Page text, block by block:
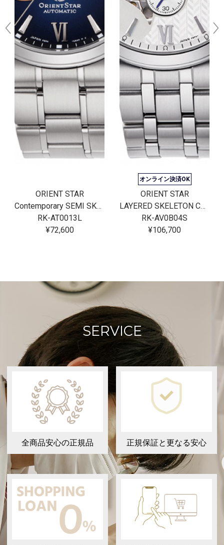
ORIENT STAR
Contemporary SEMI SKELETON
RK-AT0013L
¥72,600
オンライン決済OK
ORIENT STAR
LAYERED SKELETON Contemporary Collection
RK-AV0B04S
¥106,700
SERVICE
全商品安心の正規品 正規保証と更なる安心